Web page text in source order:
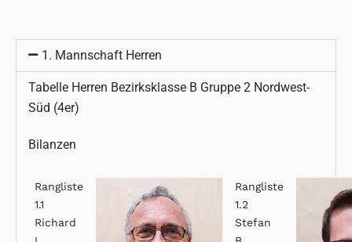
1. Mannschaft Herren
Tabelle Herren Bezirksklasse B Gruppe 2 Nordwest-
Süd (4er)
Bilanzen
Rangliste
1.1
Richard
Rangliste
1.2
Stefan